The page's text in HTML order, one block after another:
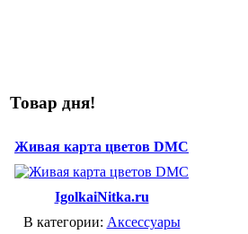
Товар дня!
Живая карта цветов DMC
IgolkaiNitka.ru
В категории: Аксессуары